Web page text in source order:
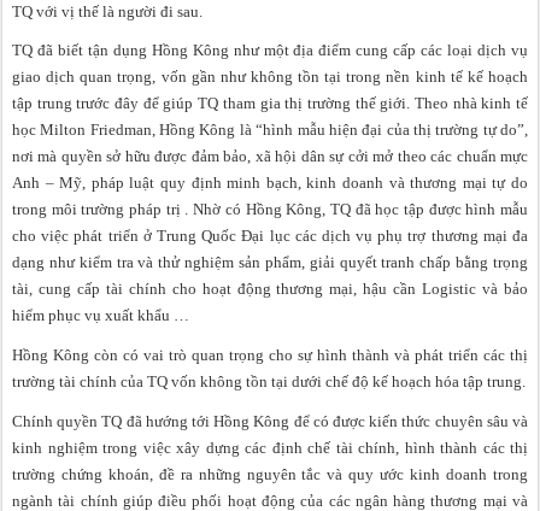
TQ với vị thế là người đi sau.
TQ đã biết tận dụng Hồng Kông như một địa điểm cung cấp các loại dịch vụ
giao dịch quan trọng, vốn gần như không tồn tại trong nền kinh tế kế hoạch
tập trung trước đây để giúp TQ tham gia thị trường thế giới. Theo nhà kinh tế
học Milton Friedman, Hồng Kông là “hình mẫu hiện đại của thị trường tự do”,
nơi mà quyền sở hữu được đảm bảo, xã hội dân sự cởi mở theo các chuẩn mực
Anh – Mỹ, pháp luật quy định minh bạch, kinh doanh và thương mại tự do
trong môi trường pháp trị . Nhờ có Hồng Kông, TQ đã học tập được hình mẫu
cho việc phát triển ở Trung Quốc Đại lục các dịch vụ phụ trợ thương mại đa
dạng như kiểm tra và thử nghiệm sản phẩm, giải quyết tranh chấp bằng trọng
tài, cung cấp tài chính cho hoạt động thương mại, hậu cần Logistic và bảo
hiểm phục vụ xuất khẩu …
Hồng Kông còn có vai trò quan trọng cho sự hình thành và phát triển các thị
trường tài chính của TQ vốn không tồn tại dưới chế độ kế hoạch hóa tập trung.
Chính quyền TQ đã hướng tới Hồng Kông để có được kiến thức chuyên sâu và
kinh nghiệm trong việc xây dựng các định chế tài chính, hình thành các thị
trường chứng khoán, đề ra những nguyên tắc và quy ước kinh doanh trong
ngành tài chính giúp điều phối hoạt động của các ngân hàng thương mại và